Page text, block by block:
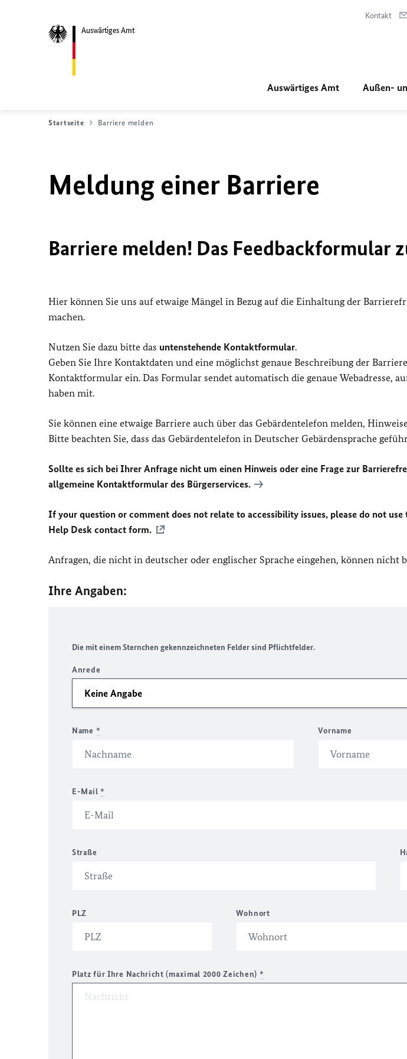
Auswärtiges Amt
Kontakt
Auswärtiges Amt Außen-
Startseite Barriere melden
Meldung einer Barriere
Barriere melden! Das Feedbackformular
Hier können Sie uns auf etwaige Mängel in Bezug auf die Einhaltung der
machen.
Nutzen Sie dazu bitte das untenstehende Kontaktformular.
Geben Sie Ihre Kontaktdaten und eine möglichst genaue Beschreibung der
Kontaktformular ein. Das Formular sendet automatisch die genaue Webadresse,
haben mit.
Sie können eine etwaige Barriere auch über das Gebärdentelefon melden,
Bitte beachten Sie, dass das Gebärdentelefon in Deutscher Gebärdensprache
Sollte es sich bei Ihrer Anfrage nicht um einen Hinweis oder eine Frage zur
allgemeine Kontaktformular des Bürgerservices.
If your question or comment does not relate to accessibility issues, please do not
Help Desk contact form.
Anfragen, die nicht in deutscher oder englischer Sprache eingehen, können nicht
Ihre Angaben:
Die mit einem Sternchen gekennzeichneten Felder sind Pflichtfelder.
Anrede
Name * Vorname
E-Mail *
Straße
PLZ Wohnort
Platz für Ihre Nachricht (maximal 2000 Zeichen) *